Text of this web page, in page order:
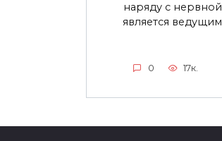
наряду с нервной
является ведущим
0 17к.